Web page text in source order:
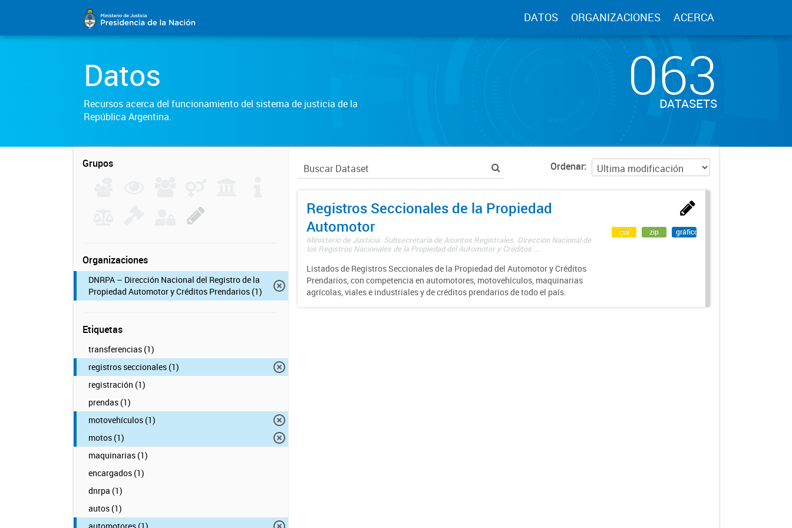
DATOS ORGANIZACIONES ACERCA
Datos
Recursos acerca del funcionamiento del sistema de justicia de la
República Argentina.
063
DATASETS
Grupos
Organizaciones
DNRPA – Dirección Nacional del Registro de la
Propiedad Automotor y Créditos Prendarios (1)
Etiquetas
transferencias (1)
registros seccionales (1)
registración (1)
prendas (1)
motovehículos (1)
motos (1)
maquinarias (1)
encargados (1)
dnrpa (1)
autos (1)
Ordenar
Registros Seccionales de la Propiedad
Automotor
Ministerio de Justicia. Subsecretaría de Asuntos Registrales. Dirección Nacional de
los Registros Nacionales de la Propiedad del Automotor y Créditos ...
Listados de Registros Seccionales de la Propiedad del Automotor y Créditos
Prendarios, con competencia en automotores, motovehículos, maquinarias
agrícolas, viales e industriales y de créditos prendarios de todo el país.
csv zip gráfico